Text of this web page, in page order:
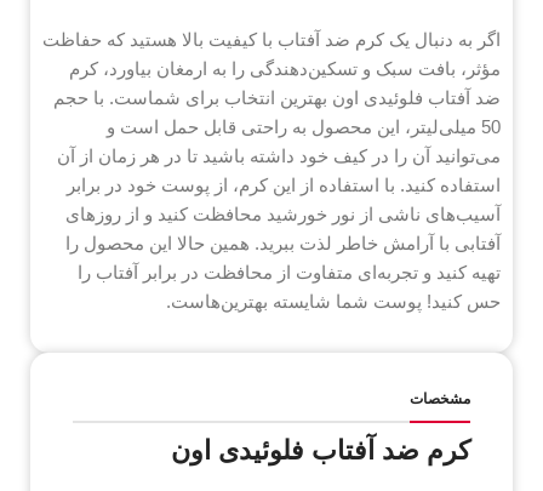
اگر به دنبال یک کرم ضد آفتاب با کیفیت بالا هستید که حفاظت
مؤثر، بافت سبک و تسکین‌دهندگی را به ارمغان بیاورد، کرم
ضد آفتاب فلوئیدی اون بهترین انتخاب برای شماست. با حجم
50 میلی‌لیتر، این محصول به راحتی قابل حمل است و
می‌توانید آن را در کیف خود داشته باشید تا در هر زمان از آن
استفاده کنید. با استفاده از این کرم، از پوست خود در برابر
آسیب‌های ناشی از نور خورشید محافظت کنید و از روزهای
آفتابی با آرامش خاطر لذت ببرید. همین حالا این محصول را
تهیه کنید و تجربه‌ای متفاوت از محافظت در برابر آفتاب را
حس کنید! پوست شما شایسته بهترین‌هاست.
مشخصات
کرم ضد آفتاب فلوئیدی اون